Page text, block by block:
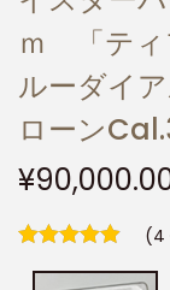
ｍ 「ティ
ルーダイ
ローン
¥
(4